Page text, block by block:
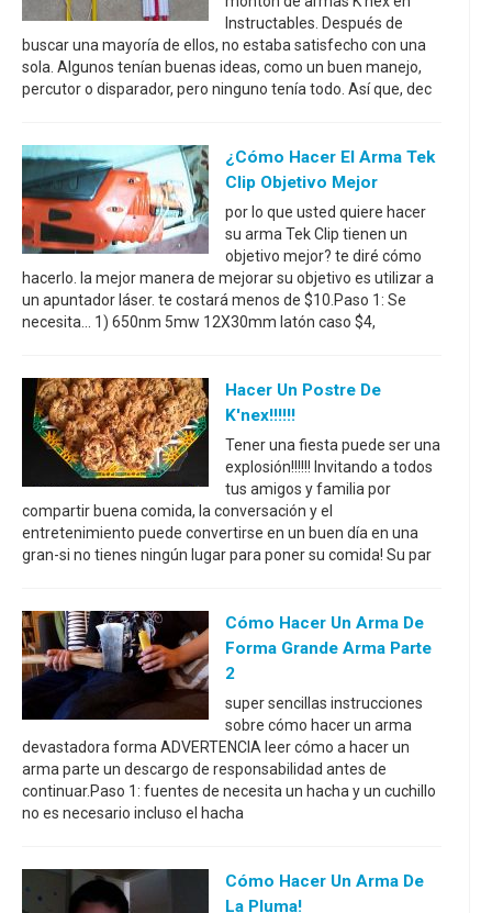
Instructables. Después de
buscar una mayoría de ellos, no estaba satisfecho con una
sola. Algunos tenían buenas ideas, como un buen manejo,
percutor o disparador, pero ninguno tenía todo. Así que, dec
¿Cómo Hacer El Arma Tek
Clip Objetivo Mejor
por lo que usted quiere hacer
su arma Tek Clip tienen un
objetivo mejor? te diré cómo
hacerlo. la mejor manera de mejorar su objetivo es utilizar a
un apuntador láser. te costará menos de $10.Paso 1: Se
necesita... 1) 650nm 5mw 12X30mm latón caso $4,
Hacer Un Postre De
K'nex!!!!!!
Tener una fiesta puede ser una
explosión!!!!!! Invitando a todos
tus amigos y familia por
compartir buena comida, la conversación y el
entretenimiento puede convertirse en un buen día en una
gran-si no tienes ningún lugar para poner su comida! Su par
Cómo Hacer Un Arma De
Forma Grande Arma Parte
2
super sencillas instrucciones
sobre cómo hacer un arma
devastadora forma ADVERTENCIA leer cómo a hacer un
arma parte un descargo de responsabilidad antes de
continuar.Paso 1: fuentes de necesita un hacha y un cuchillo
no es necesario incluso el hacha
Cómo Hacer Un Arma De
La Pluma!